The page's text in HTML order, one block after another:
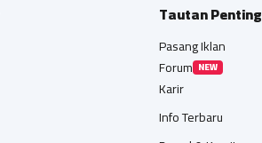
Tautan Penting
Pasang Iklan
Forum NEW
Karir
Info Terbaru